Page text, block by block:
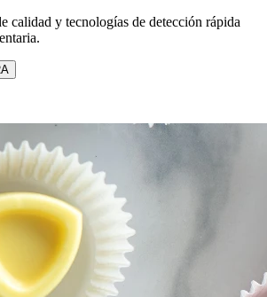
calidad y tecnologías de detección rápida